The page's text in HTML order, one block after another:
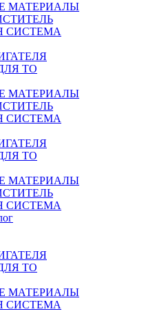
МАТЕРИАЛЫ
СИСТЕМА
ТО
МАТЕРИАЛЫ
СИСТЕМА
ТО
МАТЕРИАЛЫ
СИСТЕМА
ТО
МАТЕРИАЛЫ
СИСТЕМА